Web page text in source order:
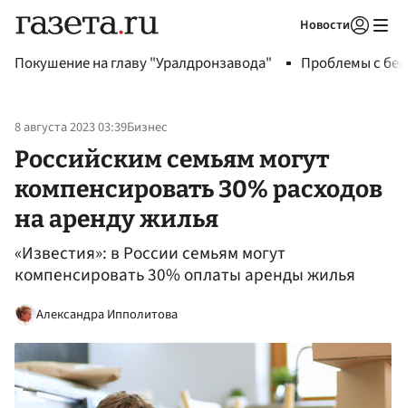
Новости
Покушение на главу "Уралдронзавода" Проблемы с
8 августа 2023 03:39Бизнес
Российским семьям могут
компенсировать 30% расходов
на аренду жилья
«Известия»: в России семьям могут
компенсировать 30% оплаты аренды жилья
Александра Ипполитова